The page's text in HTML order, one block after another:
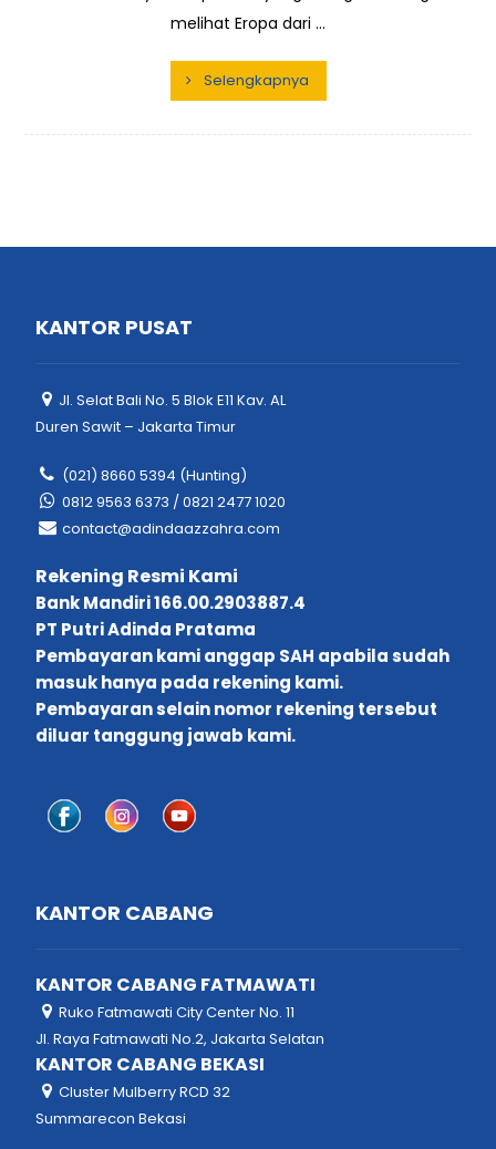
melihat Eropa dari ...
Selengkapnya
KANTOR PUSAT
Jl. Selat Bali No. 5 Blok E11 Kav. AL
Duren Sawit – Jakarta Timur
(021) 8660 5394 (Hunting)
0812 9563 6373 / 0821 2477 1020
contact@adindaazzahra.com
Rekening Resmi Kami
Bank Mandiri 166.00.2903887.4
PT Putri Adinda Pratama
Pembayaran kami anggap SAH apabila sudah
masuk hanya pada rekening kami.
Pembayaran selain nomor rekening tersebut
diluar tanggung jawab kami.
KANTOR CABANG
KANTOR CABANG FATMAWATI
Ruko Fatmawati City Center No. 11
Jl. Raya Fatmawati No.2, Jakarta Selatan
KANTOR CABANG BEKASI
Cluster Mulberry RCD 32
Summarecon Bekasi